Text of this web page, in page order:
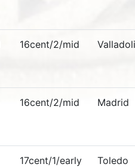
16cent/2/mid
16cent/2/mid Madrid
17cent/1/early Toledo